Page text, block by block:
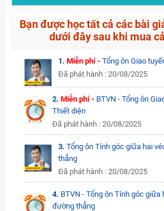
Bạn được học tất cả các bài
dưới đây sau khi mua
1. Miễn phí - Tổng ôn Giao
Đã phát hành : 20/08/2025
2.Miễn phí - BTVN - Tổng ôn
Thiết diện
Đã phát hành : 20/08/2025
3. Tổng ôn Tính góc giữa hai
thẳng
Đã phát hành : 20/08/2025
4. BTVN - Tổng ôn Tính góc
đường thẳng